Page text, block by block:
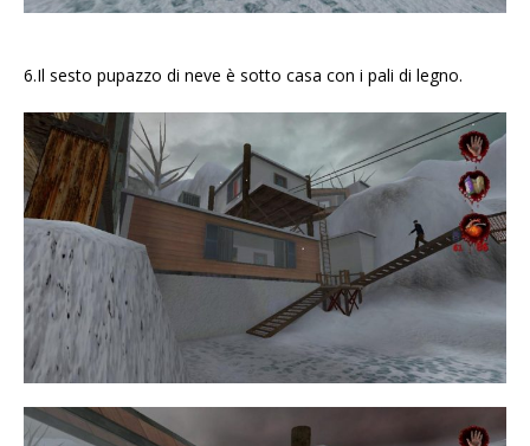
6.Il sesto pupazzo di neve è sotto casa con i pali di legno.